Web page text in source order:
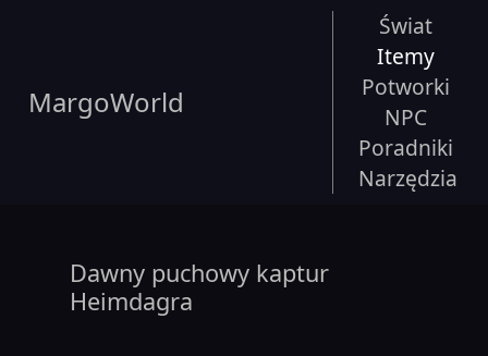
MargoWorld
Świat
Itemy
Potworki
NPC
Poradniki
Narzędzia
Dawny puchowy kaptur
Heimdagra